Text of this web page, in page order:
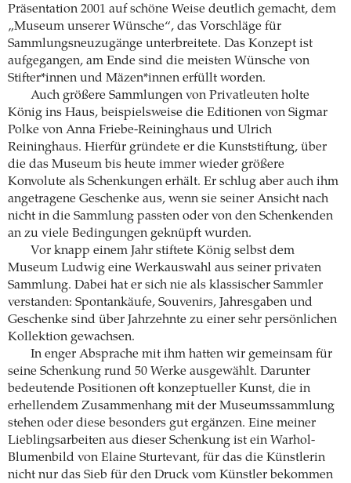
Präsentation 2001 auf schöne Weise deutlich gemacht, dem
„Museum unserer Wünsche“, das Vorschläge für
Sammlungsneuzugänge unterbreitete. Das Konzept ist
aufgegangen, am Ende sind die meisten Wünsche von
Stifter*innen und Mäzen*innen erfüllt worden.
Auch größere Sammlungen von Privatleuten holte
König ins Haus, beispielsweise die Editionen von Sigmar
Polke von Anna Friebe-Reininghaus und Ulrich
Reininghaus. Hierfür gründete er die Kunststiftung, über
die das Museum bis heute immer wieder größere
Konvolute als Schenkungen erhält. Er schlug aber auch ihm
angetragene Geschenke aus, wenn sie seiner Ansicht nach
nicht in die Sammlung passten oder von den Schenkenden
an zu viele Bedingungen geknüpft wurden.
Vor knapp einem Jahr stiftete König selbst dem
Museum Ludwig eine Werkauswahl aus seiner privaten
Sammlung. Dabei hat er sich nie als klassischer Sammler
verstanden: Spontankäufe, Souvenirs, Jahresgaben und
Geschenke sind über Jahrzehnte zu einer sehr persönlichen
Kollektion gewachsen.
In enger Absprache mit ihm hatten wir gemeinsam für
seine Schenkung rund 50 Werke ausgewählt. Darunter
bedeutende Positionen oft konzeptueller Kunst, die in
erhellendem Zusammenhang mit der Museumssammlung
stehen oder diese besonders gut ergänzen. Eine meiner
Lieblingsarbeiten aus dieser Schenkung ist ein Warhol-
Blumenbild von Elaine Sturtevant, für das die Künstlerin
nicht nur das Sieb für den Druck vom Künstler bekommen